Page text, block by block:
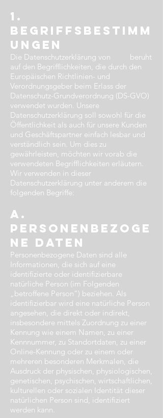
1.
Begriffsbestimm
ungen​
Die Datenschutzerklärung von
beruht
auf den Begrifflichkeiten, die durch den
Europäischen Richtlinien- und
Verordnungsgeber beim Erlass der
Datenschutz-Grundverordnung (DS-GVO)
verwendet wurden. Unsere
Datenschutzerklärung soll sowohl für die
Öffentlichkeit als auch für unsere Kunden
und Geschäftspartner einfach lesbar und
verständlich sein. Um dies zu
gewährleisten, möchten wir vorab die
verwendeten Begrifflichkeiten erläutern.
Wir verwenden in dieser
Datenschutzerklärung unter anderem die
folgenden Begriffe:
a.
personenbezoge
ne Daten​
Personenbezogene Daten sind alle
Informationen, die sich auf eine
identifizierte oder identifizierbare
natürliche Person (im Folgenden
„betroffene Person“) beziehen. Als
identifizierbar wird eine natürliche Person
angesehen, die direkt oder indirekt,
insbesondere mittels Zuordnung zu einer
Kennung wie einem Namen, zu einer
Kennnummer, zu Standortdaten, zu einer
Online-Kennung oder zu einem oder
mehreren besonderen Merkmalen, die
Ausdruck der physischen, physiologischen,
genetischen, psychischen, wirtschaftlichen,
kulturellen oder sozialen Identität dieser
natürlichen Person sind, identifiziert
werden kann.